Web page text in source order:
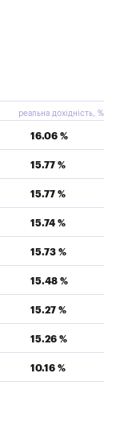
реальна дохідність, %
16.06 %
15.77 %
15.77 %
15.74 %
15.73 %
15.48 %
15.27 %
15.26 %
10.16 %